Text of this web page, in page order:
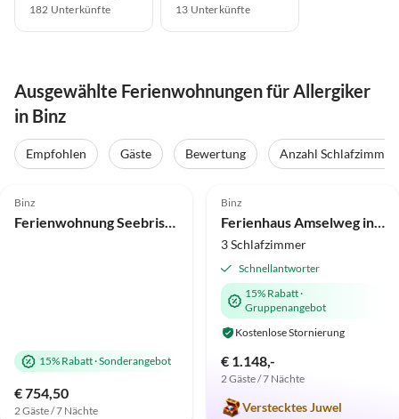
182 Unterkünfte 13 Unterkünfte
Ausgewählte Ferienwohnungen für Allergiker
in Binz
Empfohlen Gäste Bewertung
Anzahl Schlafzimmer
Binz
Ferienwohnung Seebrise - in 1. Reihe am Schmachter See
15% Rabatt·Sonderangebot
€ 754,50
2 Gäste / 7 Nächte
Top-Inserat
Binz
Ferienhaus Amselweg in Binz
3 Schlafzimmer
Schnellantworter
15% Rabatt·
Gruppenangebot
Kostenlose Stornierung
€ 1.148,-
2 Gäste / 7 Nächte
Verstecktes Juwel